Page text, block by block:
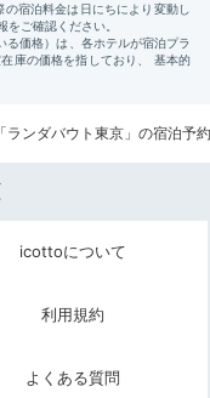
の味をカスタマイ
なりますね♪
「ランダバウト東京」の宿泊予約
icottoについて
利用規約
よくある質問